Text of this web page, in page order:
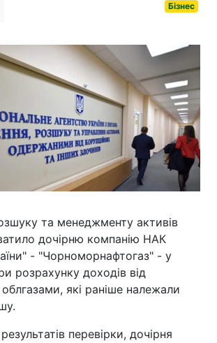
Бізнес
та менеджменту активів
дочірню компанію НАК
- "Чорноморнафтогаз" - у
розрахунку доходів від
які раніше належали
перевірки, дочірня